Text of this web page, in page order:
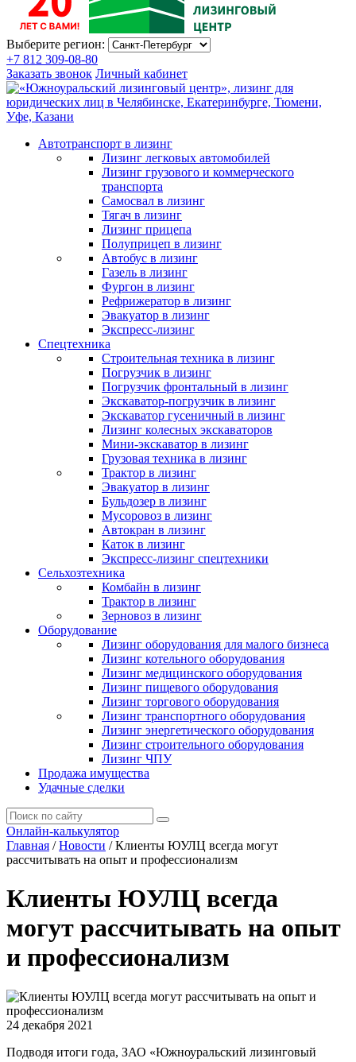
Выберите регион:
+7 812 309-08-80
Заказать звонок Личный кабинет
Автотранспорт в лизинг
Лизинг легковых автомобилей
Лизинг грузового и коммерческого
транспорта
Самосвал в лизинг
Тягач в лизинг
Лизинг прицепа
Полуприцеп в лизинг
Автобус в лизинг
Газель в лизинг
Фургон в лизинг
Рефрижератор в лизинг
Эвакуатор в лизинг
Экспресс-лизинг
Спецтехника
Строительная техника в лизинг
Погрузчик в лизинг
Погрузчик фронтальный в лизинг
Экскаватор-погрузчик в лизинг
Экскаватор гусеничный в лизинг
Лизинг колесных экскаваторов
Мини-экскаватор в лизинг
Грузовая техника в лизинг
Трактор в лизинг
Эвакуатор в лизинг
Бульдозер в лизинг
Мусоровоз в лизинг
Автокран в лизинг
Каток в лизинг
Экспресс-лизинг спецтехники
Сельхозтехника
Комбайн в лизинг
Трактор в лизинг
Зерновоз в лизинг
Оборудование
Лизинг оборудования для малого бизнеса
Лизинг котельного оборудования
Лизинг медицинского оборудования
Лизинг пищевого оборудования
Лизинг торгового оборудования
Лизинг транспортного оборудования
Лизинг энергетического оборудования
Лизинг строительного оборудования
Лизинг ЧПУ
Продажа имущества
Удачные сделки
Онлайн-калькулятор
Главная / Новости / Клиенты ЮУЛЦ всегда могут
рассчитывать на опыт и профессионализм
Клиенты ЮУЛЦ всегда
могут рассчитывать на опыт
и профессионализм
24 декабря 2021
Подводя итоги года, ЗАО «Южноуральский лизинговый